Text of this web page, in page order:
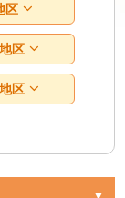
区
区
区